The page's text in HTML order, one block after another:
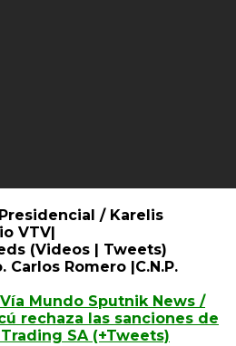
/ Karelis
VTV|
(Videos | Tweets)
Carlos Romero |C.N.P.
Vía Mundo Sputnik News /
rechaza las sanciones de
SA (+Tweets)